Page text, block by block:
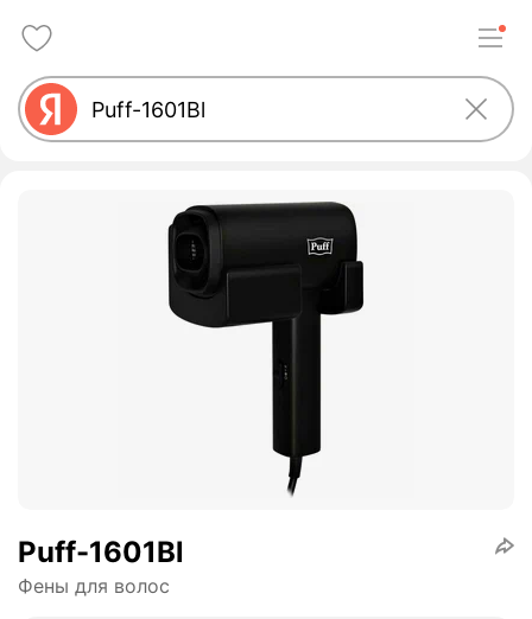
Puff-1601Вl
Фены для волос